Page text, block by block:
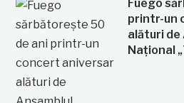
Fuego
printr-un
alături de
Național